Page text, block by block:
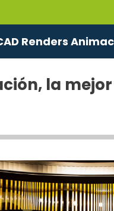
Renders
la